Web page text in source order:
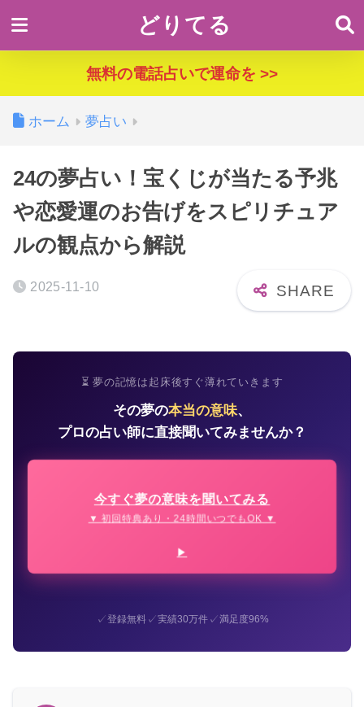
どりてる
無料の電話占いで運命を >>
ホーム 夢占い
24の夢占い！宝くじが当たる予兆
や恋愛運のお告げをスピリチュア
ルの観点から解説
2025-11-10
⏳ 夢の記憶は起床後すぐ薄れていきます
その夢の本当の意味、
プロの占い師に直接聞いてみませんか？
今すぐ夢の意味を聞いてみる
▼ 初回特典あり・24時間いつでもOK ▼
✓登録無料✓実績30万件✓満足度96%